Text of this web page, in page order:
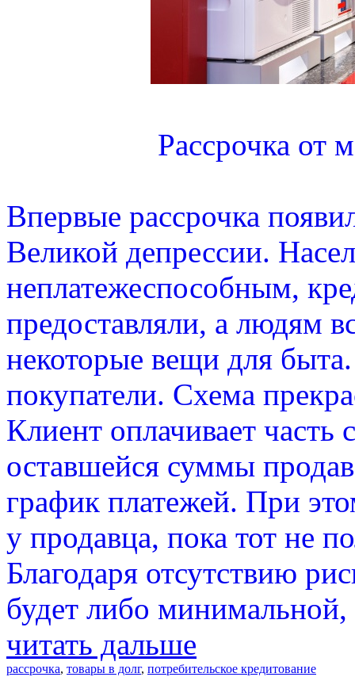
Рассрочка от
Впервые рассрочка
Великой депрессии.
неплатежеспособным,
предоставляли, а людям
некоторые вещи для
покупатели. Схема
Клиент оплачивает часть
оставшейся суммы
график платежей. При
у продавца, пока тот не
Благодаря отсутствию
будет либо минимальной,
читать дальше
рассрочка, товары в долг, потребительское кредитование